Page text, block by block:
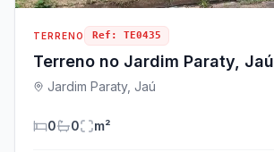
TERRENO Ref: TE0435
Terreno no Jardim Paraty, Jaú
Jardim Paraty, Jaú
0 0 m²